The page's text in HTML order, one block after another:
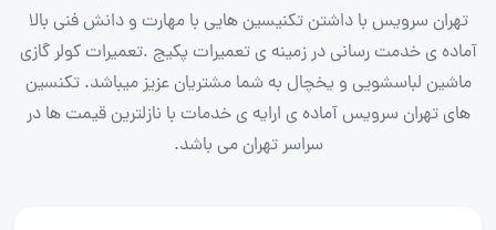
تهران سرویس با داشتن تکنیسین هایی با مهارت و دانش فنی بالا
آماده ی خدمت رسانی در زمینه ی تعمیرات پکیج .تعمیرات کولر گازی
ماشین لباسشویی و یخچال به شما مشتریان عزیز میباشد. تکنسین
های تهران سرویس آماده ی ارایه ی خدمات با نازلترین قیمت ها در
سراسر تهران می باشد.